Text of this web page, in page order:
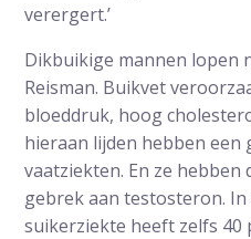
verergert.’
Dikbuikige mannen lopen
Reisman. Buikvet
bloeddruk, hoog
hieraan lijden hebben
vaatziekten. En ze hebben
gebrek aan testosteron.
suikerziekte heeft zelfs 40